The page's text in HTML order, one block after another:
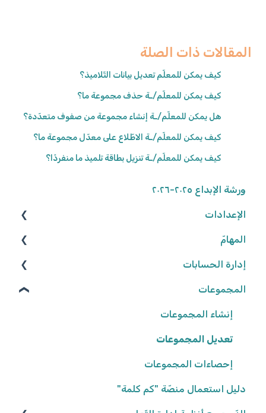
المقالات ذات الصلة
كيف يمكن للمعلّم تعديل بيانات التّلاميذ؟
كيف يمكن للمعلّم/ـة حذف مجموعة ما؟
هل يمكن للمعلّم/ـة إنشاء مجموعة من صفوف متعدّدة؟
كيف يمكن للمعلّم/ـة الاطّلاع على معدّل مجموعة ما؟
كيف يمكن للمعلّم/ـة تنزيل بطاقة تلميذ ما منفردًا؟
ورشة الإبداع ٢٠٢٥-٢٠٢٦
الإعدادات
الوصول إلى المنصّة
كلمة المرور
البيانات الشّخصيّة
شروط وأحكام
إعدادات المدرسة
المهامّ
البحث عن الموارد
تعديل المهامّ
إعدادات المهامّ
تعيين المهامّ
حلّ المهامّ وتسليمها
تصحيح المهامّ وتفقّدها
إدارة الحسابات
المعلّمون/ـات
التّلاميذ
المجموعات
إنشاء المجموعات
تعديل المجموعات
إحصاءات المجموعات
دليل استعمال منصّة "كم كلمة"